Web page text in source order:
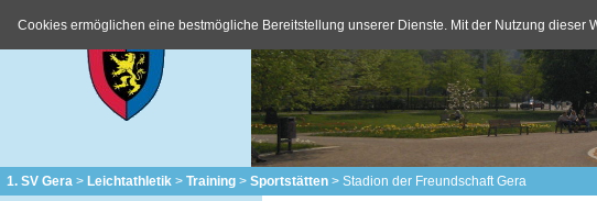
1. SV Gera Leichtathletik Training Sportstätten Stadion der Freundschaft Gera
Cookies ermöglichen eine bestmögliche Bereitstellung unserer Dienste. Mit der Nutzung